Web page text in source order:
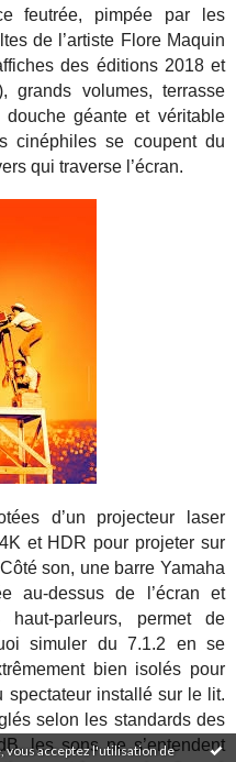
vous acceptez l'utilisation de
feutrée, pimpée par les
de l’artiste Flore Maquin
des éditions 2018 et
grands volumes, terrasse
géante et véritable
cinéphiles se coupent du
qui traverse l’écran.
d’un projecteur laser
et HDR pour projeter sur
son, une barre Yamaha
au-dessus de l’écran et
parleurs, permet de
simuler du 7.1.2 en se
bien isolés pour
spectateur installé sur le lit.
selon les standards des
les sons ne s’entendent